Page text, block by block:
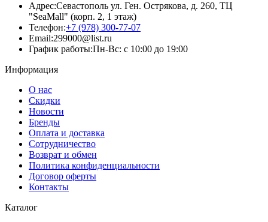
Адрес:Севастополь ул. Ген. Острякова, д. 260, ТЦ
"SeaMall" (корп. 2, 1 этаж)
Телефон:+7 (978) 300-77-07
Email:299000@list.ru
График работы:Пн-Вс: с 10:00 до 19:00
Информация
О нас
Скидки
Новости
Бренды
Оплата и доставка
Сотрудничество
Возврат и обмен
Политика конфиденциальности
Договор оферты
Контакты
Каталог